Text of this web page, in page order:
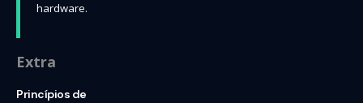
hardware.
Extra
Princípios de